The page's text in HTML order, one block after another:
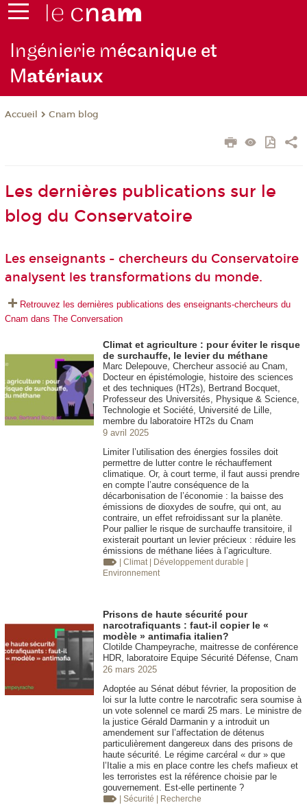
Ingénierie mécanique et
Matériaux
Accueil Cnam blog
Les dernières publications sur le
blog du Conservatoire
Les enseignants - chercheurs du Conservatoire
analysent les transformations du monde.
Retrouvez les dernières publications des enseignants-chercheurs du
Cnam dans The Conversation
Climat et agriculture : pour éviter le risque
de surchauffe, le levier du méthane
Marc Delepouve, Chercheur associé au Cnam,
Docteur en épistémologie, histoire des sciences
et des techniques (HT2s), Bertrand Bocquet,
Professeur des Universités, Physique & Science,
Technologie et Société, Université de Lille,
membre du laboratoire HT2s du Cnam
9 avril 2025
Limiter l’utilisation des énergies fossiles doit
permettre de lutter contre le réchauffement
climatique. Or, à court terme, il faut aussi prendre
en compte l’autre conséquence de la
décarbonisation de l’économie : la baisse des
émissions de dioxydes de soufre, qui ont, au
contraire, un effet refroidissant sur la planète.
Pour pallier le risque de surchauffe transitoire, il
existerait pourtant un levier précieux : réduire les
émissions de méthane liées à l’agriculture.
| Climat | Développement durable
Environnement
Prisons de haute sécurité pour
narcotrafiquants : faut-il copier le «
modèle » antimafia italien?
Clotilde Champeyrache, maitresse de conférence
HDR, laboratoire Equipe Sécurité Défense, Cnam
26 mars 2025
Adoptée au Sénat début février, la proposition de
loi sur la lutte contre le narcotrafic sera soumise à
un vote solennel ce mardi 25 mars. Le ministre de
la justice Gérald Darmanin y a introduit un
amendement sur l’affectation de détenus
particulièrement dangereux dans des prisons de
haute sécurité. Le régime carcéral « dur » que
l’Italie a mis en place contre les chefs mafieux et
les terroristes est la référence choisie par le
gouvernement. Est-elle pertinente ?
| Sécurité | Recherche